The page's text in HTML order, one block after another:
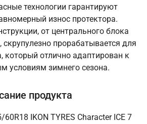
технологии гарантируют
износ протектора.
от центрального блока
скрупулезно прорабатывается для
который отлично адаптирован к
условиям зимнего сезона.
продукта
IKON TYRES Character ICE 7